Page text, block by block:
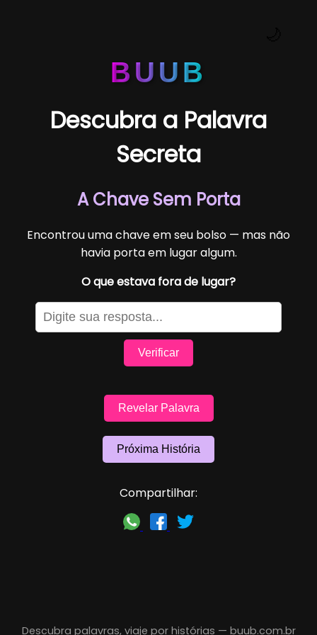
BUUB
Descubra a Palavra
Secreta
A Chave Sem Porta
Encontrou uma chave em seu bolso — mas não
havia porta em lugar algum.
O que estava fora de lugar?
Verificar
Revelar Palavra
Próxima História
Compartilhar:
Descubra palavras, viaje por histórias — buub.com.br